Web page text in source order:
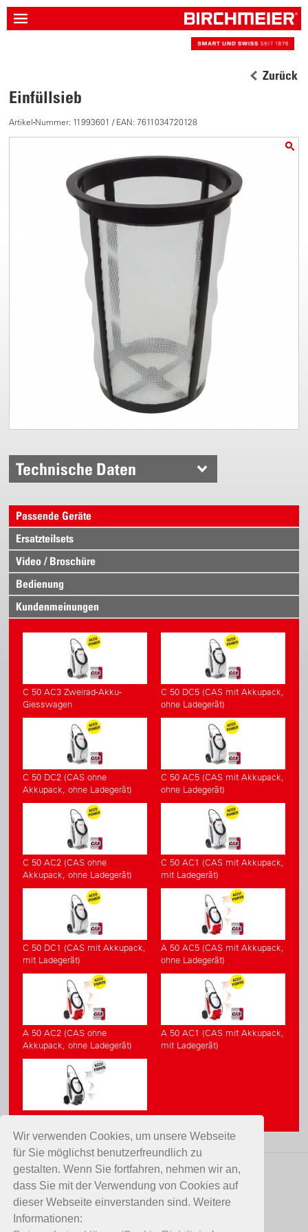
Wir verwenden Cookies, um unsere Webseite
für Sie möglichst benutzerfreundlich zu
gestalten. Wenn Sie fortfahren, nehmen wir an,
dass Sie mit der Verwendung von Cookies auf
dieser Webseite einverstanden sind. Weitere
Informationen:
Zurück
Einfüllsieb
Artikel-Nummer: 11993601 / EAN: 7611034720128
Technische Daten
Passende Geräte
Ersatzteilsets
Video / Broschüre
Bedienung
Kundenmeinungen
C 50 AC3 Zweirad-Akku-
Giesswagen
C 50 DC5 (CAS mit Akkupack,
ohne Ladegerät)
C 50 DC2 (CAS ohne
Akkupack, ohne Ladegerät)
C 50 AC5 (CAS mit Akkupack,
ohne Ladegerät)
C 50 AC2 (CAS ohne
Akkupack, ohne Ladegerät)
C 50 AC1 (CAS mit Akkupack,
mit Ladegerät)
C 50 DC1 (CAS mit Akkupack,
mit Ladegerät)
A 50 AC5 (CAS mit Akkupack,
ohne Ladegerät)
A 50 AC2 (CAS ohne
Akkupack, ohne Ladegerät)
A 50 AC1 (CAS mit Akkupack,
mit Ladegerät)
_A 50 AZ1
KONTAKT
Birchmeier Sprühtechnik AG
Im Stetterfeld 1